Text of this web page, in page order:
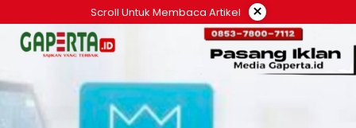
ke
konten
Scroll Untuk Membaca Artikel ×